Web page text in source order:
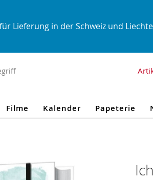
für Lieferung in der Schweiz und
Filme Kalender Papeterie